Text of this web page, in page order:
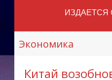
ИЗДАЕТСЯ
Китай